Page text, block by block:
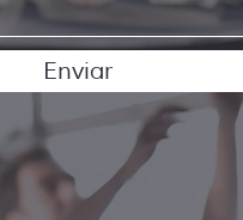
Enviar